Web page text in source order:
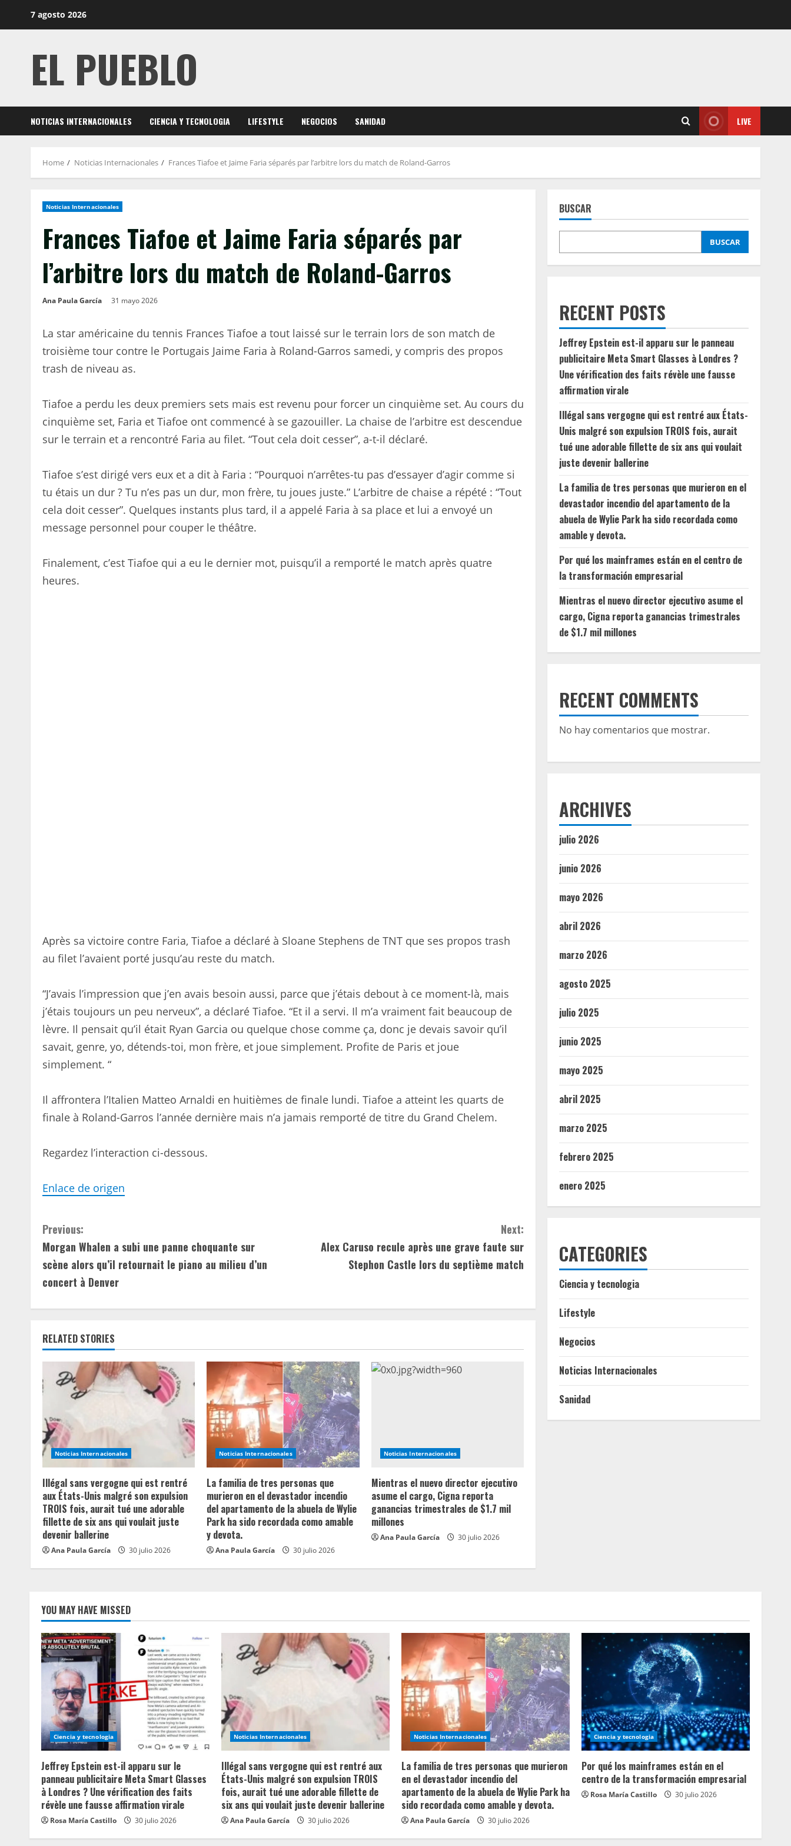
7 agosto 2026
EL PUEBLO
NOTICIAS INTERNACIONALES CIENCIA Y TECNOLOGIA LIFESTYLE NEGOCIOS SANIDAD LIVE
Home Noticias Internacionales Frances Tiafoe et Jaime Faria séparés par l’arbitre lors du match de Roland-Garros
Noticias Internacionales
Frances Tiafoe et Jaime Faria séparés par
l’arbitre lors du match de Roland-Garros
Ana Paula García 31 mayo 2026
La star américaine du tennis Frances Tiafoe a tout laissé sur le terrain lors de son match de
troisième tour contre le Portugais Jaime Faria à Roland-Garros samedi, y compris des propos
trash de niveau as.
Tiafoe a perdu les deux premiers sets mais est revenu pour forcer un cinquième set. Au cours du
cinquième set, Faria et Tiafoe ont commencé à se gazouiller. La chaise de l’arbitre est descendue
sur le terrain et a rencontré Faria au filet. “Tout cela doit cesser”, a-t-il déclaré.
Tiafoe s’est dirigé vers eux et a dit à Faria : “Pourquoi n’arrêtes-tu pas d’essayer d’agir comme si
tu étais un dur ? Tu n’es pas un dur, mon frère, tu joues juste.” L’arbitre de chaise a répété : “Tout
cela doit cesser”. Quelques instants plus tard, il a appelé Faria à sa place et lui a envoyé un
message personnel pour couper le théâtre.
Finalement, c’est Tiafoe qui a eu le dernier mot, puisqu’il a remporté le match après quatre
heures.
Après sa victoire contre Faria, Tiafoe a déclaré à Sloane Stephens de TNT que ses propos trash
au filet l’avaient porté jusqu’au reste du match.
“J’avais l’impression que j’en avais besoin aussi, parce que j’étais debout à ce moment-là, mais
j’étais toujours un peu nerveux”, a déclaré Tiafoe. “Et il a servi. Il m’a vraiment fait beaucoup de
lèvre. Il pensait qu’il était Ryan Garcia ou quelque chose comme ça, donc je devais savoir qu’il
savait, genre, yo, détends-toi, mon frère, et joue simplement. Profite de Paris et joue
simplement. “
Il affrontera l’Italien Matteo Arnaldi en huitièmes de finale lundi. Tiafoe a atteint les quarts de
finale à Roland-Garros l’année dernière mais n’a jamais remporté de titre du Grand Chelem.
Regardez l’interaction ci-dessous.
Enlace de origen
C
o
n
t
i
n
u
R
e
a
d
i
n
Previous:
Morgan Whalen a subi une panne choquante sur
scène alors qu’il retournait le piano au milieu d’un
concert à Denver
Next:
Alex Caruso recule après une grave faute sur
Stephon Castle lors du septième match
RELATED STORIES
Noticias Internacionales
Illégal sans vergogne qui est rentré
aux États-Unis malgré son expulsion
TROIS fois, aurait tué une adorable
fillette de six ans qui voulait juste
devenir ballerine
Ana Paula García 30 julio 2026
Noticias Internacionales
La familia de tres personas que
murieron en el devastador incendio
del apartamento de la abuela de Wylie
Park ha sido recordada como amable
y devota.
Ana Paula García 30 julio 2026
Noticias Internacionales
Mientras el nuevo director ejecutivo
asume el cargo, Cigna reporta
ganancias trimestrales de $1.7 mil
millones
Ana Paula García 30 julio 2026
BUSCAR
BUSCAR
RECENT POSTS
Jeffrey Epstein est-il apparu sur le panneau
publicitaire Meta Smart Glasses à Londres ?
Une vérification des faits révèle une fausse
affirmation virale
Illégal sans vergogne qui est rentré aux États-
Unis malgré son expulsion TROIS fois, aurait
tué une adorable fillette de six ans qui voulait
juste devenir ballerine
La familia de tres personas que murieron en el
devastador incendio del apartamento de la
abuela de Wylie Park ha sido recordada como
amable y devota.
Por qué los mainframes están en el centro de
la transformación empresarial
Mientras el nuevo director ejecutivo asume el
cargo, Cigna reporta ganancias trimestrales
de $1.7 mil millones
RECENT COMMENTS
No hay comentarios que mostrar.
ARCHIVES
julio 2026
junio 2026
mayo 2026
abril 2026
marzo 2026
agosto 2025
julio 2025
junio 2025
mayo 2025
abril 2025
marzo 2025
febrero 2025
enero 2025
CATEGORIES
Ciencia y tecnologia
Lifestyle
Negocios
Noticias Internacionales
Sanidad
YOU MAY HAVE MISSED
Ciencia y tecnologia
Jeffrey Epstein est-il apparu sur le
panneau publicitaire Meta Smart Glasses
à Londres ? Une vérification des faits
révèle une fausse affirmation virale
Rosa María Castillo 30 julio 2026
Noticias Internacionales
Illégal sans vergogne qui est rentré aux
États-Unis malgré son expulsion TROIS
fois, aurait tué une adorable fillette de
six ans qui voulait juste devenir ballerine
Ana Paula García 30 julio 2026
Noticias Internacionales
La familia de tres personas que murieron
en el devastador incendio del
apartamento de la abuela de Wylie Park ha
sido recordada como amable y devota.
Ana Paula García 30 julio 2026
Ciencia y tecnologia
Por qué los mainframes están en el
centro de la transformación empresarial
Rosa María Castillo 30 julio 2026